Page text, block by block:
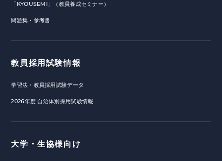
「KYOUSEMI」（教員養成セミナー）
問題集・参考書
教員採用試験情報
学習法・教員採用試験データ
2026年度 自治体別採用試験情報
大学・生協様向け